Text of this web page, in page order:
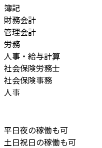
簿記
財務会計
管理会計
労務
人事・給与計算
社会保険労務士
社会保険事務
人事
平日夜の稼働も可
土日祝日の稼働も可